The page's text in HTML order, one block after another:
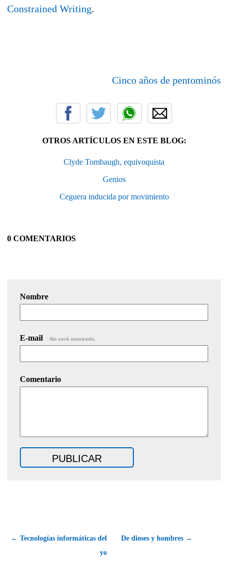
Constrained Writing.
Cinco años de pentominós
OTROS ARTÍCULOS EN ESTE BLOG:
Clyde Tombaugh, equivoquista
Genios
Ceguera inducida por movimiento
0 COMENTARIOS
Nombre
E-mail No será mostrado.
Comentario
← Tecnologías informáticas del
yo
De dioses y hombres →